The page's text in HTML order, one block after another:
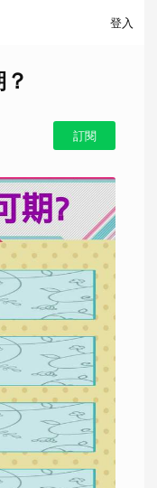
登入
訂閱